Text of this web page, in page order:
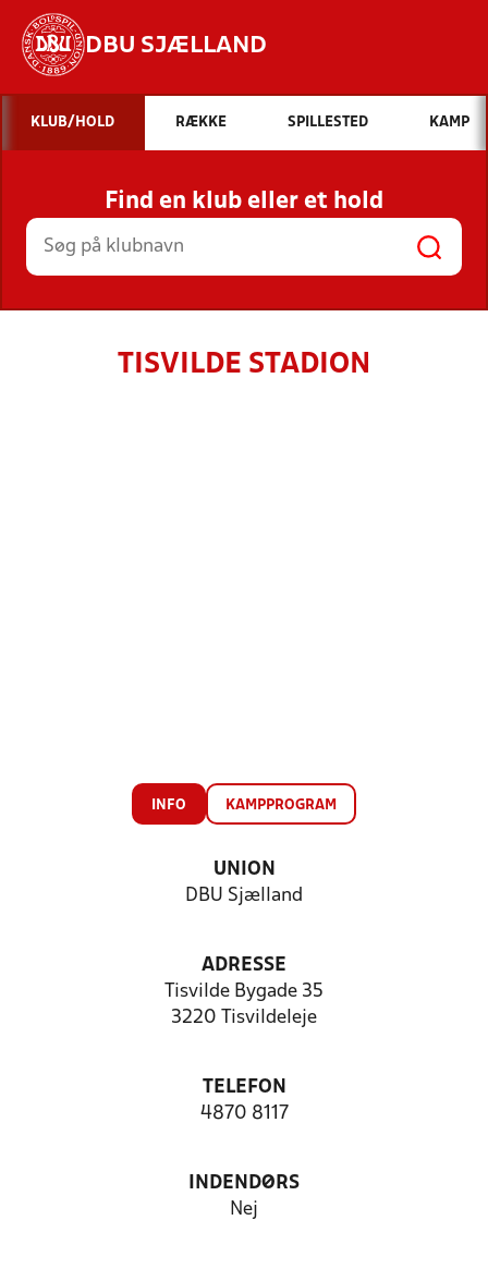
DBU SJÆLLAND
Hvad vil du søge efter?
INDHOLD OG NYHEDER
STILLINGER, RESULTATER, KLUBBER OG
HOLD
KLUB/HOLD RÆKKE SPILLESTED KAMP
Find en klub eller et hold
TISVILDE STADION
INFO KAMPPROGRAM
UNION
DBU Sjælland
ADRESSE
Tisvilde Bygade 35
3220 Tisvildeleje
TELEFON
4870 8117
INDENDØRS
Nej